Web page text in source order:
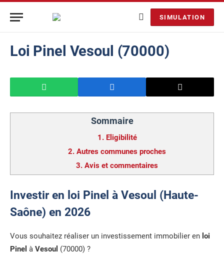
SIMULATION
Loi Pinel Vesoul (70000)
Sommaire
1. Eligibilité
2. Autres communes proches
3. Avis et commentaires
Investir en loi Pinel à Vesoul (Haute-
Saône) en 2026
Vous souhaitez réaliser un investissement immobilier en loi
Pinel à Vesoul (70000) ?